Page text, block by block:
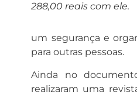
288,00 reais com ele.
um segurança e
para outras pessoas.
Ainda no
realizaram uma